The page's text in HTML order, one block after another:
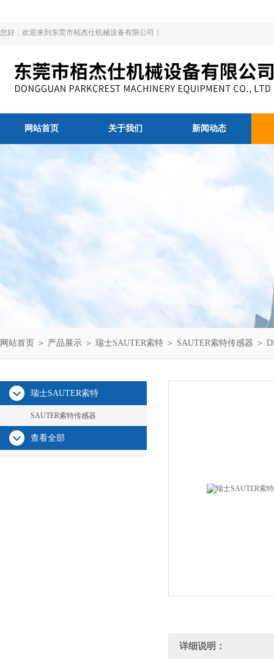
您好，欢迎来到东莞市栢杰仕机械设备有限公司！
网站首页 关于我们 新闻动态
网站首页 ＞ 产品展示 ＞ 瑞士SAUTER索特 ＞ SAUTER索特传感器 ＞
瑞士SAUTER索特
SAUTER索特传感器
查看全部
详细说明：